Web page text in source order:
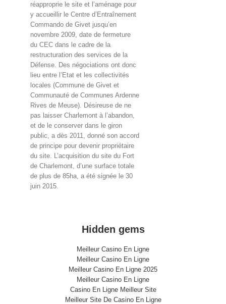
réapproprie le site et l’aménage pour
y accueillir le Centre d’Entraînement
Commando de Givet jusqu’en
novembre 2009, date de fermeture
du CEC dans le cadre de la
restructuration des services de la
Défense. Des négociations ont donc
lieu entre l’Etat et les collectivités
locales (Commune de Givet et
Communauté de Communes Ardenne
Rives de Meuse). Désireuse de ne
pas laisser Charlemont à l’abandon,
et de le conserver dans le giron
public, a dès 2011, donné son accord
de principe pour devenir propriétaire
du site. L’acquisition du site du Fort
de Charlemont, d’une surface totale
de plus de 85ha, a été signée le 30
juin 2015.
Hidden gems
Meilleur Casino En Ligne
Meilleur Casino En Ligne
Meilleur Casino En Ligne 2025
Meilleur Casino En Ligne
Casino En Ligne Meilleur Site
Meilleur Site De Casino En Ligne